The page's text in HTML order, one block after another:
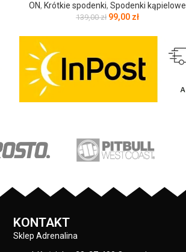
ON, Krótkie spodenki, Spodenki kąpielowe
139,00zł 99,00 zł
KONTAKT
Sklep Adrenalina